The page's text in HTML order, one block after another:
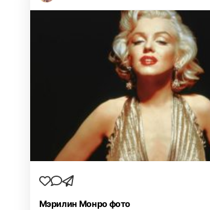
Мэрилин Монро фото